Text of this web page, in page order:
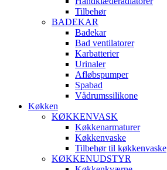
Tilbehør
BADEKAR
Badekar
Bad ventilatorer
Karbatterier
Urinaler
Afløbspumper
Spabad
Vådrumssilikone
Køkken
KØKKENVASK
Køkkenarmaturer
Køkkenvaske
Tilbehør til køkkenvaske
KØKKENUDSTYR